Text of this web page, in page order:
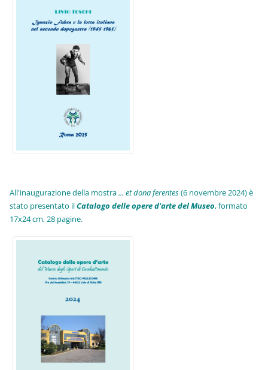
All'inaugurazione della mostra... et dona ferentes(6 novembre 2024) è
stato presentato ilCatalogo delle opere d'arte del Museo, formato
17x24 cm, 28 pagine.